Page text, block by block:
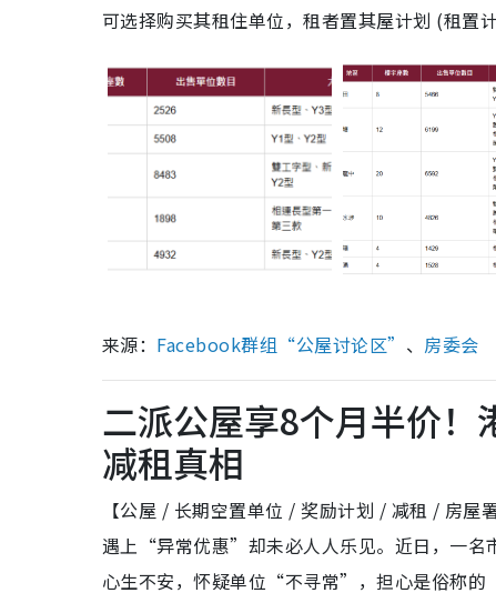
可选择购买其租住单位，租者置其屋计划 (租置
来源： Facebook群组“公屋讨论区” 、 房委会
二派公屋享8个月半价！
减租真相
【公屋 / 长期空置单位 / 奖励计划 / 减租 / 房
遇上“异常优惠”却未必人人乐见。近日，一名
心生不安，怀疑单位“不寻常”，担心是俗称